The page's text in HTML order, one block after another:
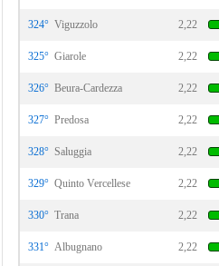
324° Viguzzolo 2,22
325° Giarole 2,22
326° Beura-Cardezza 2,22
327° Predosa 2,22
328° Saluggia 2,22
329° Quinto Vercellese 2,22
330° Trana 2,22
331° Albugnano 2,22